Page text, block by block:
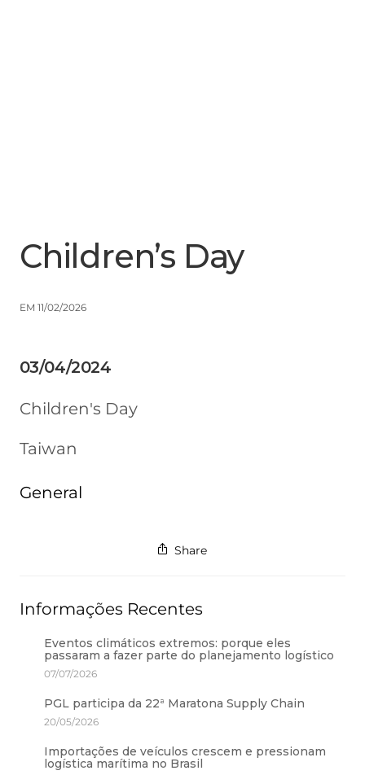
Children’s Day
EM 11/02/2026
03/04/2024
Children's Day
Taiwan
General
Share
Informações Recentes
Eventos climáticos extremos: porque eles
passaram a fazer parte do planejamento logístico
07/07/2026
PGL participa da 22ª Maratona Supply Chain
20/05/2026
Importações de veículos crescem e pressionam
logística marítima no Brasil